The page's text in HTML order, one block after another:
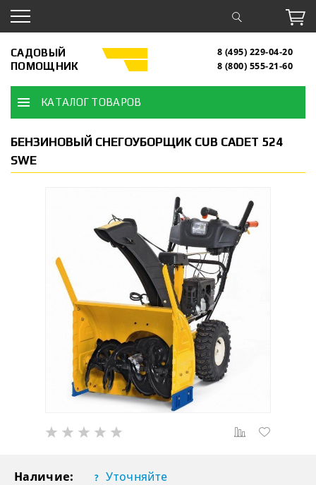
САДОВЫЙ
ПОМОЩНИК
8 (495) 229-04-20
8 (800) 555-21-60
КАТАЛОГ ТОВАРОВ
БЕНЗИНОВЫЙ СНЕГОУБОРЩИК CUB CADET 524
SWE
Наличие: Уточняйте